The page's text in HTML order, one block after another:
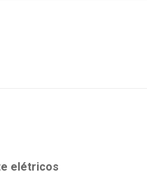
elétricos